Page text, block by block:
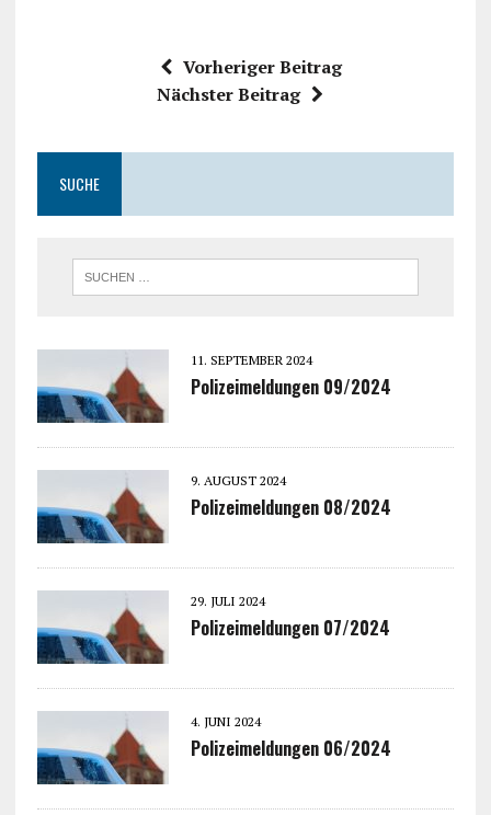
Vorheriger Beitrag
Nächster Beitrag
SUCHE
11. SEPTEMBER 2024
Polizeimeldungen 09/2024
9. AUGUST 2024
Polizeimeldungen 08/2024
29. JULI 2024
Polizeimeldungen 07/2024
4. JUNI 2024
Polizeimeldungen 06/2024